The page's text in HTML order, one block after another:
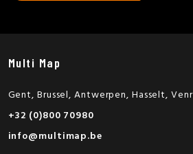
Multi Map
Gent, Brussel, Antwerpen, Hasselt,
+32 (0)800 70980
info@multimap.be